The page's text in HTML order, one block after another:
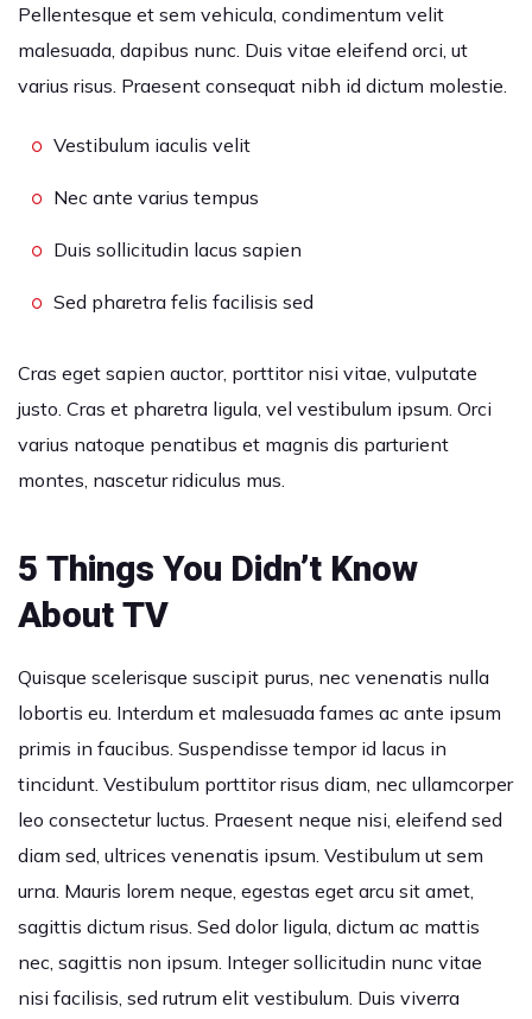
Pellentesque et sem vehicula, condimentum velit
malesuada, dapibus nunc. Duis vitae eleifend orci, ut
varius risus. Praesent consequat nibh id dictum molestie.
Vestibulum iaculis velit
Nec ante varius tempus
Duis sollicitudin lacus sapien
Sed pharetra felis facilisis sed
Cras eget sapien auctor, porttitor nisi vitae, vulputate
justo. Cras et pharetra ligula, vel vestibulum ipsum. Orci
varius natoque penatibus et magnis dis parturient
montes, nascetur ridiculus mus.
5 Things You Didn’t Know
About TV
Quisque scelerisque suscipit purus, nec venenatis nulla
lobortis eu. Interdum et malesuada fames ac ante ipsum
primis in faucibus. Suspendisse tempor id lacus in
tincidunt. Vestibulum porttitor risus diam, nec ullamcorper
leo consectetur luctus. Praesent neque nisi, eleifend sed
diam sed, ultrices venenatis ipsum. Vestibulum ut sem
urna. Mauris lorem neque, egestas eget arcu sit amet,
sagittis dictum risus. Sed dolor ligula, dictum ac mattis
nec, sagittis non ipsum. Integer sollicitudin nunc vitae
nisi facilisis, sed rutrum elit vestibulum. Duis viverra